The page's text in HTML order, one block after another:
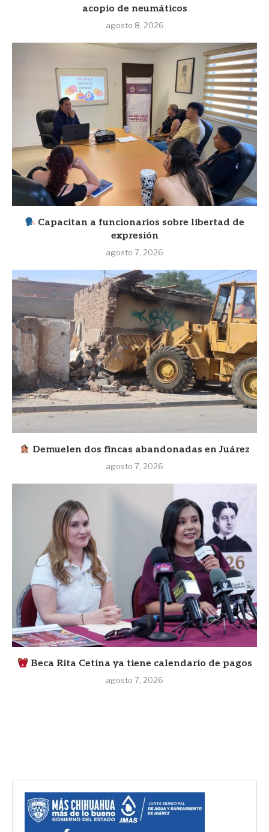
acopio de neumáticos
agosto 8, 2026
Capacitan a funcionarios sobre libertad de
expresión
agosto 7, 2026
Demuelen dos fincas abandonadas en Juárez
agosto 7, 2026
Beca Rita Cetina ya tiene calendario de pagos
agosto 7, 2026